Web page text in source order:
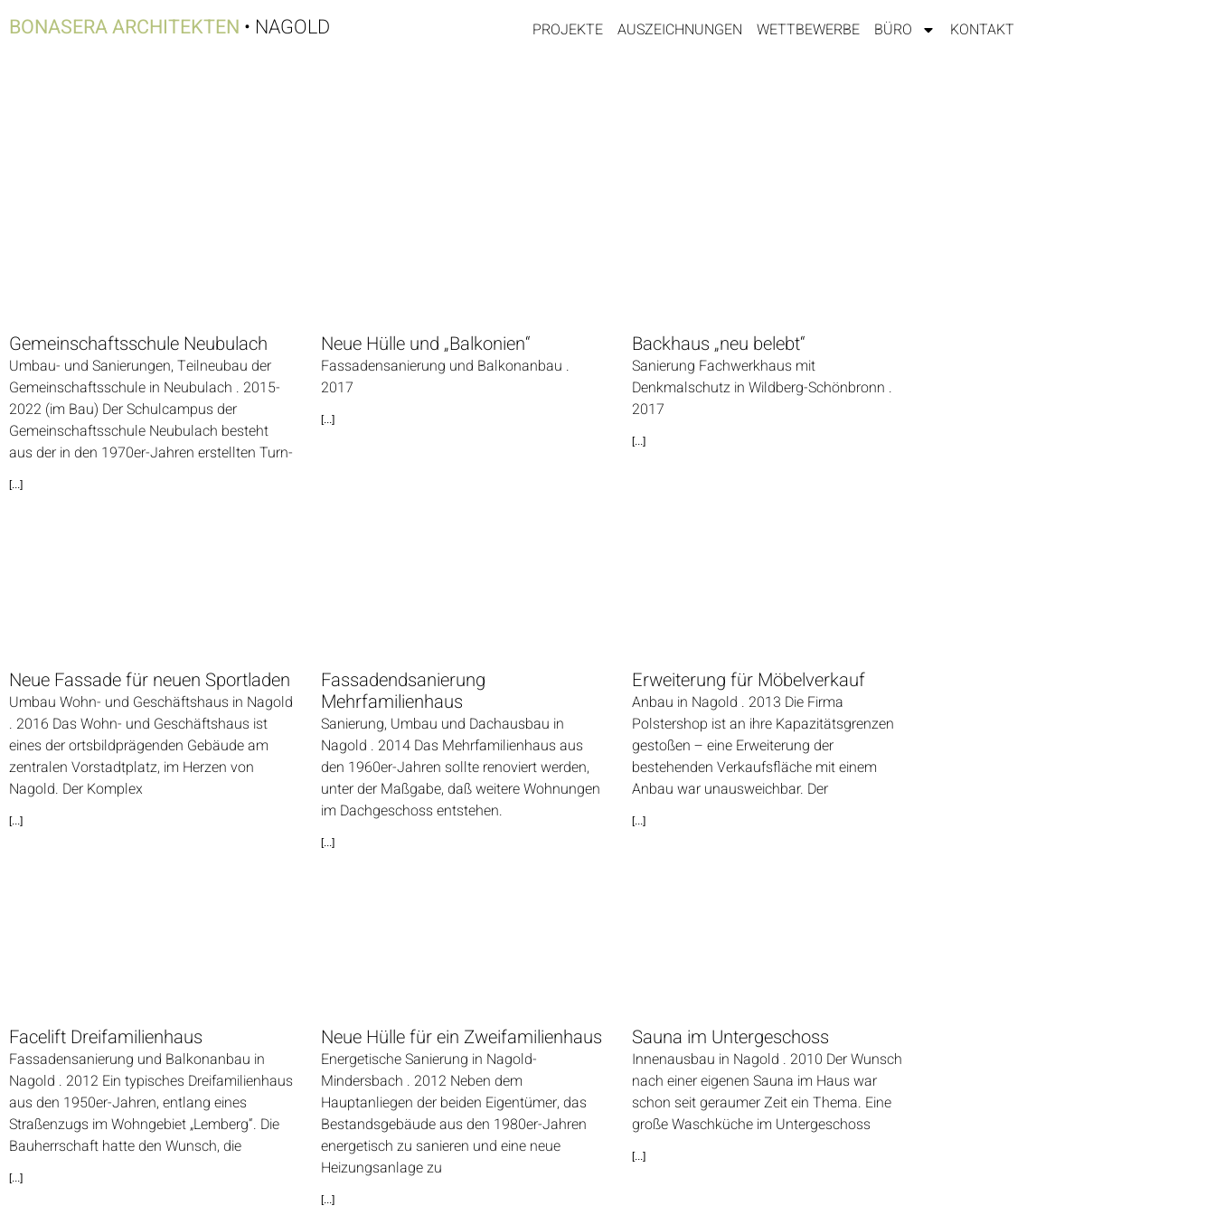
BONASERA ARCHITEKTEN • NAGOLD PROJEKTE AUSZEICHNUNGEN WETTBEWERBE BÜRO KONTAKT
Gemeinschaftsschule Neubulach
Umbau- und Sanierungen, Teilneubau der
Gemeinschaftsschule in Neubulach . 2015-
2022 (im Bau) Der Schulcampus der
Gemeinschaftsschule Neubulach besteht
aus der in den 1970er-Jahren erstellten Turn-
[...]
Neue Hülle und „Balkonien“
Fassadensanierung und Balkonanbau .
2017
[...]
Backhaus „neu belebt“
Sanierung Fachwerkhaus mit
Denkmalschutz in Wildberg-Schönbronn .
2017
[...]
Neue Fassade für neuen Sportladen
Umbau Wohn- und Geschäftshaus in Nagold
. 2016 Das Wohn- und Geschäftshaus ist
eines der ortsbildprägenden Gebäude am
zentralen Vorstadtplatz, im Herzen von
Nagold. Der Komplex
[...]
Fassadendsanierung
Mehrfamilienhaus
Sanierung, Umbau und Dachausbau in
Nagold . 2014 Das Mehrfamilienhaus aus
den 1960er-Jahren sollte renoviert werden,
unter der Maßgabe, daß weitere Wohnungen
im Dachgeschoss entstehen.
[...]
Erweiterung für Möbelverkauf
Anbau in Nagold . 2013 Die Firma
Polstershop ist an ihre Kapazitätsgrenzen
gestoßen – eine Erweiterung der
bestehenden Verkaufsfläche mit einem
Anbau war unausweichbar. Der
[...]
Facelift Dreifamilienhaus
Fassadensanierung und Balkonanbau in
Nagold . 2012 Ein typisches Dreifamilienhaus
aus den 1950er-Jahren, entlang eines
Straßenzugs im Wohngebiet „Lemberg“. Die
Bauherrschaft hatte den Wunsch, die
[...]
Neue Hülle für ein Zweifamilienhaus
Energetische Sanierung in Nagold-
Mindersbach . 2012 Neben dem
Hauptanliegen der beiden Eigentümer, das
Bestandsgebäude aus den 1980er-Jahren
energetisch zu sanieren und eine neue
Heizungsanlage zu
[...]
Sauna im Untergeschoss
Innenausbau in Nagold . 2010 Der Wunsch
nach einer eigenen Sauna im Haus war
schon seit geraumer Zeit ein Thema. Eine
große Waschküche im Untergeschoss
[...]